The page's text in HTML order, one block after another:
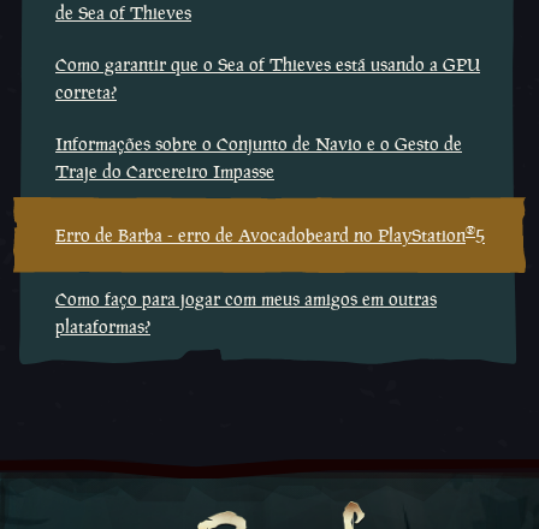
de Sea of Thieves
Como garantir que o Sea of Thieves está usando a GPU
correta?
Informações sobre o Conjunto de Navio e o Gesto de
Traje do Carcereiro Impasse
Erro de Barba - erro de Avocadobeard no PlayStation®5
Como faço para jogar com meus amigos em outras
plataformas?